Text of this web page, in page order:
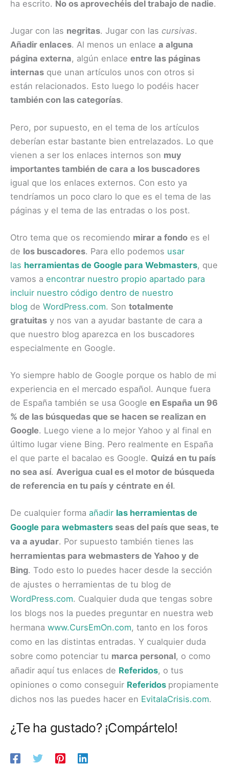
ha escrito. No os aprovechéis del trabajo de nadie.
Jugar con las negritas. Jugar con las cursivas.
Añadir enlaces. Al menos un enlace a alguna
página externa, algún enlace entre las páginas
internas que unan artículos unos con otros si
están relacionados. Esto luego lo podéis hacer
también con las categorías.
Pero, por supuesto, en el tema de los artículos
deberían estar bastante bien entrelazados. Lo que
vienen a ser los enlaces internos son muy
importantes también de cara a los buscadores
igual que los enlaces externos. Con esto ya
tendríamos un poco claro lo que es el tema de las
páginas y el tema de las entradas o los post.
Otro tema que os recomiendo mirar a fondo es el
de los buscadores. Para ello podemos usar
las herramientas de Google para Webmasters, que
vamos a encontrar nuestro propio apartado para
incluir nuestro código dentro de nuestro
blog de WordPress.com. Son totalmente
gratuitas y nos van a ayudar bastante de cara a
que nuestro blog aparezca en los buscadores
especialmente en Google.
Yo siempre hablo de Google porque os hablo de mi
experiencia en el mercado español. Aunque fuera
de España también se usa Google en España un 96
% de las búsquedas que se hacen se realizan en
Google. Luego viene a lo mejor Yahoo y al final en
último lugar viene Bing. Pero realmente en España
el que parte el bacalao es Google. Quizá en tu país
no sea así. Averigua cual es el motor de búsqueda
de referencia en tu país y céntrate en él.
De cualquier forma añadir las herramientas de
Google para webmasters seas del país que seas, te
va a ayudar. Por supuesto también tienes las
herramientas para webmasters de Yahoo y de
Bing. Todo esto lo puedes hacer desde la sección
de ajustes o herramientas de tu blog de
WordPress.com. Cualquier duda que tengas sobre
los blogs nos la puedes preguntar en nuestra web
hermana www.CursEmOn.com, tanto en los foros
como en las distintas entradas. Y cualquier duda
sobre como potenciar tu marca personal, o como
añadir aquí tus enlaces de Referidos, o tus
opiniones o como conseguir Referidos propiamente
dichos nos las puedes hacer en EvitalaCrisis.com.
¿Te ha gustado? ¡Compártelo!